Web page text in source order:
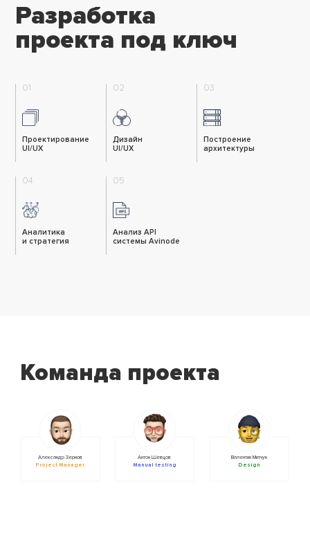
Разработка
проекта под ключ
01
Проектирование
UI/UX
02
Дизайн
UI/UX
03
Построение
архитектуры
04
Аналитика
и стратегия
05
Анализ API
системы Avinode
Команда проекта
Александр Зернов
Project Manager
Антон Шевцов
Manual testing
Валентин Митчук
Design